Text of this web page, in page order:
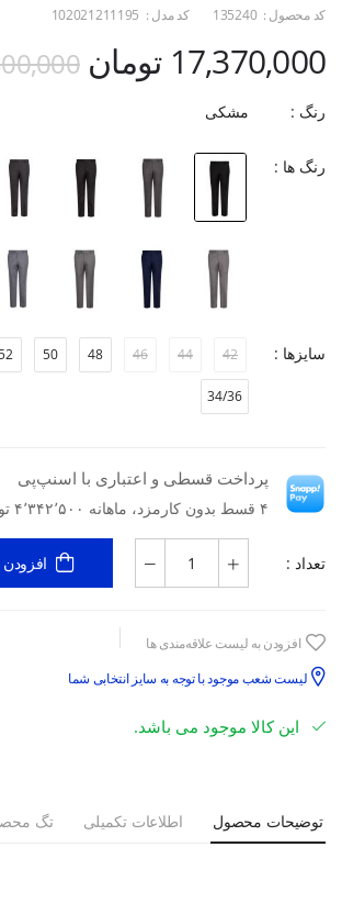
کد محصول : 135240 کد مدل : 102021211195
17,370,000 تومان
رنگ : مشکی
رنگ ها :
سایزها : 42
44
46
48
50
34/36
پرداخت قسطی و اعتباری با اسنپ‌پی
۴ قسط بدون کارمزد، ماهانه ۴٬۳۴۲٬۵۰۰ تومان
تعداد :
افزودن به لیست علاقه‌مندی ها
لیست شعب موجود با توجه به سایز انتخابی شما
این کالا موجود می باشد.
توضیحات محصول اطلاعات تکمیلی تگ